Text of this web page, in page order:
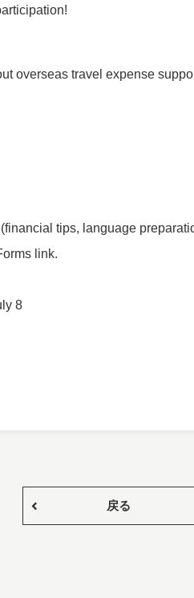
overseas travel expense
tips, language
link.
8
戻る